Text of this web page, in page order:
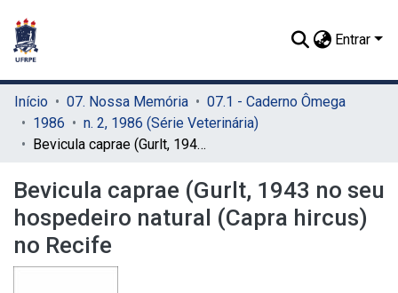
Entrar
Início 07. Nossa Memória
07.1 - Caderno Ômega
1986
n. 2, 1986 (Série Veterinária)
Bevicula caprae (Gurlt, 1943 no seu hospedeiro natural (Capra hircus) no Recife
Bevicula caprae (Gurlt, 1943 no seu
hospedeiro natural (Capra hircus)
no Recife